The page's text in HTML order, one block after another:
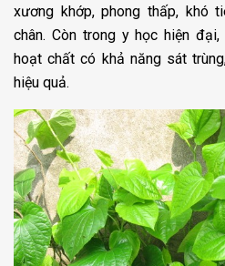
xương khớp, phong thấp, khó
chân. Còn trong y học hiện
hoạt chất có khả năng sát
hiệu quả.